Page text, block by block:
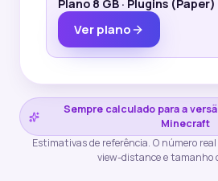
Plano 8 GB · Plugins (Paper)
Ver plano
Sempre calculado para a
Minecraft
Estimativas de referência. O número
view-distance e tamanho